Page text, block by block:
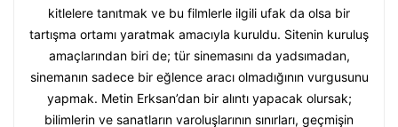
kitlelere tanıtmak ve bu filmlerle ilgili ufak da olsa bir
tartışma ortamı yaratmak amacıyla kuruldu. Sitenin kuruluş
amaçlarından biri de; tür sinemasını da yadsımadan,
sinemanın sadece bir eğlence aracı olmadığının vurgusunu
yapmak. Metin Erksan’dan bir alıntı yapacak olursak;
bilimlerin ve sanatların varoluşlarının sınırları, geçmişin